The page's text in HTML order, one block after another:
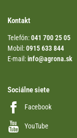
Kontakt
Telefón:041 700 25 05
Mobil:0915 633 844
E-mail:info@agrona.sk
Sociálne siete
Facebook
YouTube